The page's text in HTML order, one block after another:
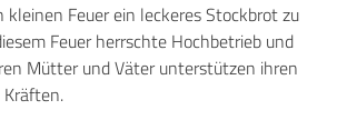
kleinen Feuer ein leckeres Stockbrot zu
Feuer herrschte Hochbetrieb und
Mütter und Väter unterstützen ihren